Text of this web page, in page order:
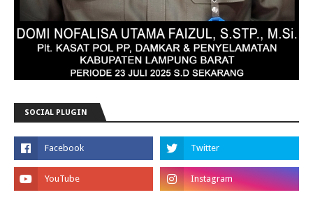
SOCIAL PLUGIN